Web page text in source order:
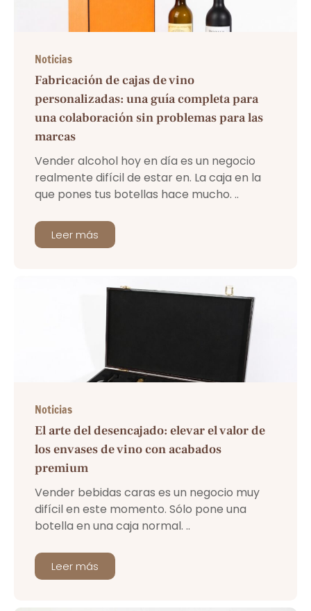
Noticias
Fabricación de cajas de vino
personalizadas: una guía completa para
una colaboración sin problemas para las
marcas
Vender alcohol hoy en día es un negocio
realmente difícil de estar en. La caja en la
que pones tus botellas hace mucho. ..
Leer más
Noticias
El arte del desencajado: elevar el valor de
los envases de vino con acabados
premium
Vender bebidas caras es un negocio muy
difícil en este momento. Sólo pone una
botella en una caja normal. ..
Leer más